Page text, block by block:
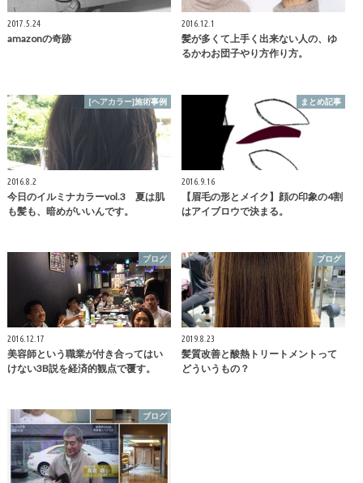
2017.5.24
amazonの奇跡
2016.12.1
髪が多くて上手く出来ない人の、ゆ
るかわお団子やり方作り方。
[ヘアカラー]施術事例
2016.8.2
今日のイルミナカラーvol.3 夏は肌
も髪も、暗めがいいんです。
まとめ記事
2016.9.16
【眉毛の形とメイク】顔の印象の4割
はアイブロウで決まる。
ブログ
2016.12.17
美容師という職業が付き合ってはい
けない3B説を経済的観点で覆す。
ブログ
2019.8.23
髪質改善と酸熱トリートメントって
どういうもの？
ブログ